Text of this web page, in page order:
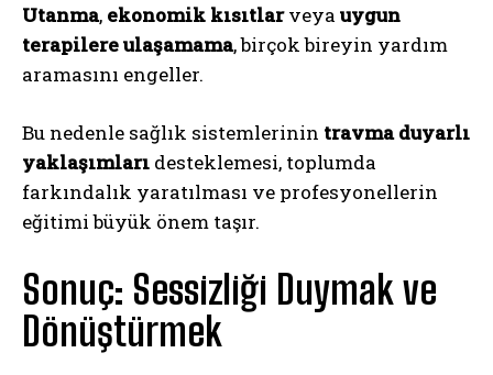
Utanma, ekonomik kısıtlarveya uygun
terapilere ulaşamama, birçok bireyin yardım
aramasını engeller.
Bu nedenle sağlık sistemlerinin travma duyarlı
yaklaşımları desteklemesi, toplumda
farkındalık yaratılması ve profesyonellerin
eğitimi büyük önem taşır.
Sonuç: Sessizliği Duymak ve
Dönüştürmek